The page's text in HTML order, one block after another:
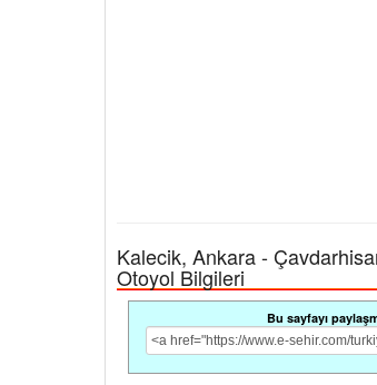
Kalecik, Ankara -
Otoyol Bilgileri
Bu sayfayı